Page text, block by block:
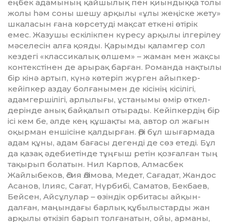
еңбек адамы­ның қайшылық пен қиындыққа толы
жолы һәм соны шешу арқылы «ұлы жеңіске жету»
шкаласын ғана көрсетуді мақсат еткені өтірік
емес. Жазушы ескілікпен күресу арқылы ілгерілеу
мәселесін алға қояды. Қа­­рымды қаламгер сол
кездегі «клас­­сикалық өлшем» – жаман мен жақсы
контекстінен де арырақ барған. Романда нақтылы
бір кінә артып, күнә көтеріп жүрген айып­кер-
кейіпкер аздау болғанымен де кісінің кісілігі,
адамгершілігі, ар­лы­лығы, ұстанымы өмір өткел­
дерінде анық байқалып отырады. Кейіпкердің бір
ісі кем бе, әлде кең құшақты ма, автор ол жағын
оқыр­ман еншісіне қалдырған. Әрі бұл шығармада
адам құны, адам бағасы дегенді де сөз етеді. Бұл
да қазақ әде­биетінде тұңғыш ретін қозғал­ған тың
тақырып болатын. Нил Кар­пов, Алмасбек
Жайлыбеков, Әсия Әлімова, Медет, Сағадат, Жан­дос
Асанов, Ілияс, Сағат, Нүр­бибі, Саматов, Бекбаев,
Бейсен, Ай­сұлулар – өзіндік орбитасы ай­қын­
далған, маңындағы барлық құбылыстарды жан
арқылы өткізіп барып толғанатын, ойы, арманы,